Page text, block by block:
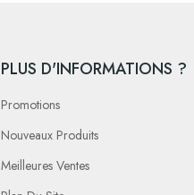
PLUS D'INFORMATIONS ?
Promotions
Nouveaux Produits
Meilleures Ventes